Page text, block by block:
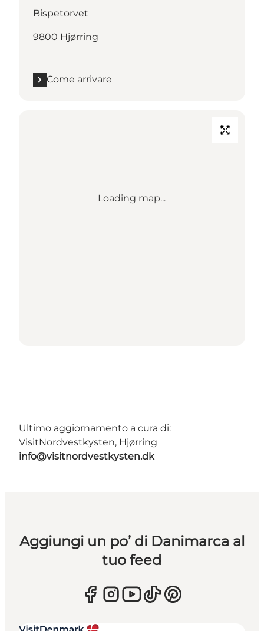
Bispetorvet
9800 Hjørring
Come arrivare
Loading map...
Ultimo aggiornamento a cura di:
VisitNordvestkysten, Hjørring
info@visitnordvestkysten.dk
Aggiungi un po’ di Danimarca al
tuo feed